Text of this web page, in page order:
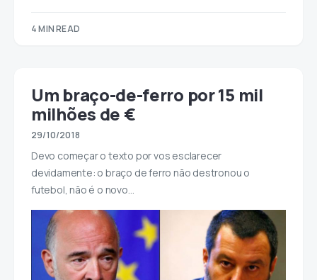
4 MIN READ
Um braço-de-ferro por 15 mil
milhões de €
29/10/2018
Devo começar o texto por vos esclarecer
devidamente: o braço de ferro não destronou o
futebol, não é o novo…